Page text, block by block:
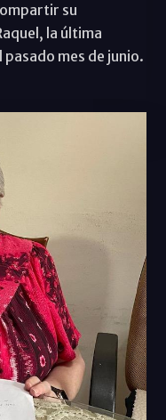
su
la última
pasado mes de junio.